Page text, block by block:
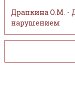
Драпкина О.М. -
нарушением